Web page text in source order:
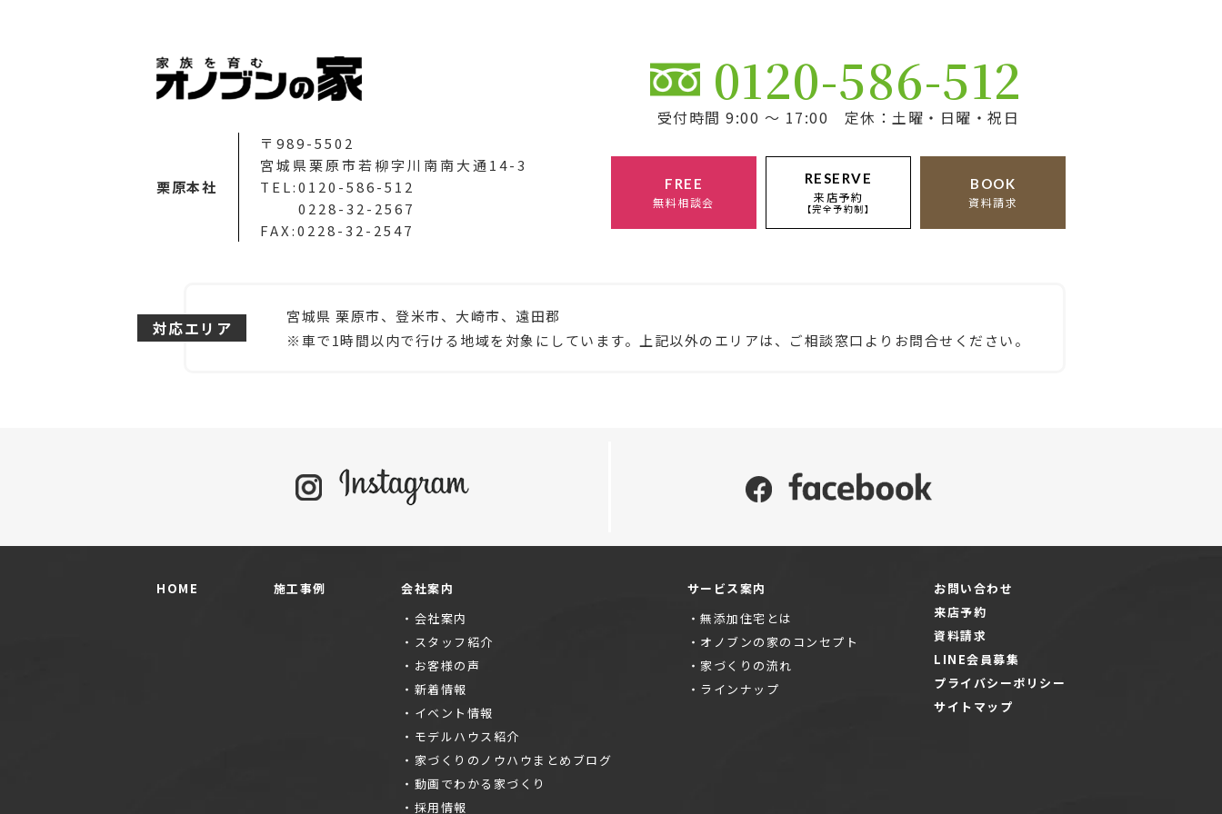
栗原本社
〒989-5502
宮城県栗原市若柳字川南南大通14-3
TEL:0120-586-512
0228-32-2567
FAX:0228-32-2547
0120-586-512
受付時間 9:00 ～ 17:00 定休：土曜・日曜・祝日
FREE
無料相談会
RESERVE
来店予約
【完全予約制】
BOOK
資料請求
対応エリア
宮城県 栗原市、登米市、大崎市、遠田郡
※車で1時間以内で行ける地域を対象にしています。上記以外のエリアは、ご相談窓口よりお問合せください。
HOME 施工事例
会社案内
会社案内
スタッフ紹介
お客様の声
新着情報
イベント情報
モデルハウス紹介
家づくりのノウハウまとめブログ
動画でわかる家づくり
採用情報
サービス案内
無添加住宅とは
オノブンの家のコンセプト
家づくりの流れ
ラインナップ
お問い合わせ
来店予約
資料請求
LINE会員募集
プライバシーポリシー
サイトマップ